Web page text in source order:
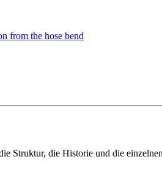
Struktur, die Historie und die